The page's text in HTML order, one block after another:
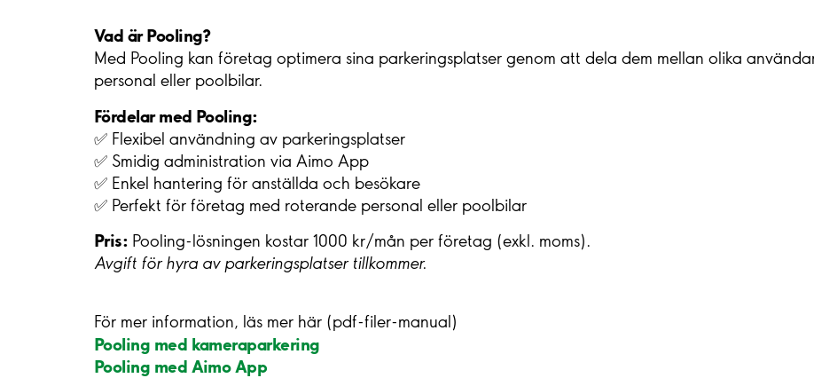
Vad är Pooling?
Med Pooling kan företag optimera sina parkeringsplatser genom att dela dem mellan olika
personal eller poolbilar.
Fördelar med Pooling:
✅ Flexibel användning av parkeringsplatser
✅ Smidig administration via Aimo App
✅ Enkel hantering för anställda och besökare
✅ Perfekt för företag med roterande personal eller poolbilar
Pris: Pooling-lösningen kostar 1000 kr/mån per företag (exkl. moms).
Avgift för hyra av parkeringsplatser tillkommer.
För mer information, läs mer här (pdf-filer-manual)
Pooling med kameraparkering
Pooling med Aimo App